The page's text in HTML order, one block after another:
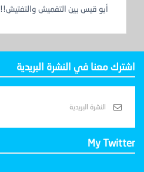
أبو قيس بين التقميش والتفتيش!!
اشترك معنا في النشرة البريدية
My Twitter